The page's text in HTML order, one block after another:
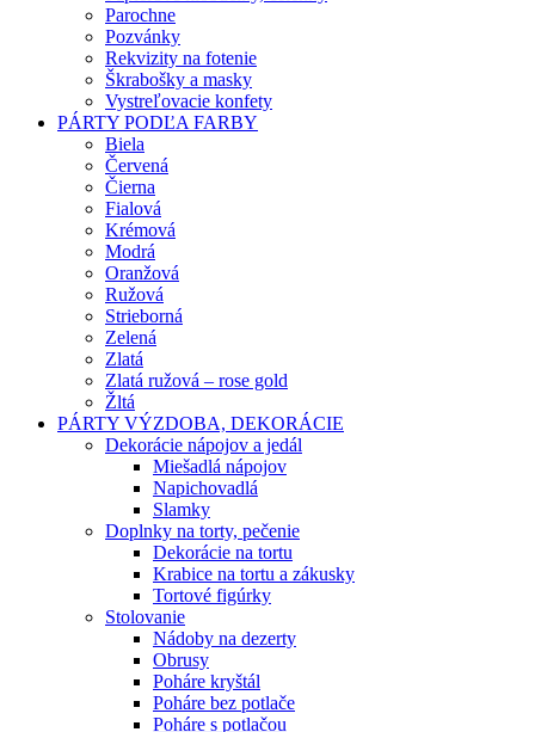
Parochne
Pozvánky
Rekvizity na fotenie
Škrabošky a masky
Vystreľovacie konfety
PÁRTY PODĽA FARBY
Biela
Červená
Čierna
Fialová
Krémová
Modrá
Oranžová
Ružová
Strieborná
Zelená
Zlatá
Zlatá ružová – rose gold
Žltá
PÁRTY VÝZDOBA, DEKORÁCIE
Dekorácie nápojov a jedál
Miešadlá nápojov
Napichovadlá
Slamky
Doplnky na torty, pečenie
Dekorácie na tortu
Krabice na tortu a zákusky
Tortové figúrky
Stolovanie
Nádoby na dezerty
Obrusy
Poháre kryštál
Poháre bez potlače
Poháre s potlačou